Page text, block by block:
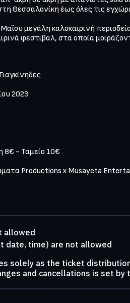
Θεσσαλονίκη έως όλες τις
μεγάλη καλοκαιρινή
2023
8€ - Ταμείο 10€
Productions x Musayeta
allowed
date, time) are not allowed
solely as the ticket
and cancellations is set by